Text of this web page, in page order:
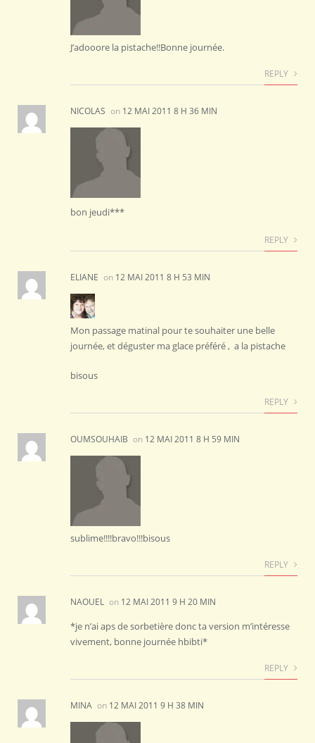
J’adooore la pistache!!Bonne journée.
REPLY
NICOLAS on 12 MAI 2011 8 H 36 MIN
bon jeudi***
REPLY
ELIANE on 12 MAI 2011 8 H 53 MIN
Mon passage matinal pour te souhaiter une belle
journée, et déguster ma glace préféré , a la pistache
bisous
REPLY
OUMSOUHAIB on 12 MAI 2011 8 H 59 MIN
sublime!!!!bravo!!!bisous
REPLY
NAOUEL on 12 MAI 2011 9 H 20 MIN
*je n’ai aps de sorbetière donc ta version m’intéresse
vivement, bonne journée hbibti*
REPLY
MINA on 12 MAI 2011 9 H 38 MIN